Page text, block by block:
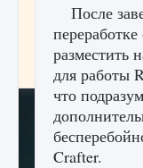
Как исправить
Force Hawk Ops
9 августа 2024
После
разместить
для работы
что
Crafter.